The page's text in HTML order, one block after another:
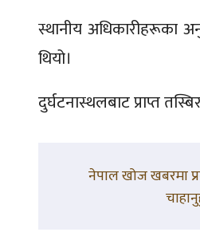
स्थानीय अधिकारीहरूका
थियो।
दुर्घटनास्थलबाट प्राप्त
नेपाल खोज खबरमा